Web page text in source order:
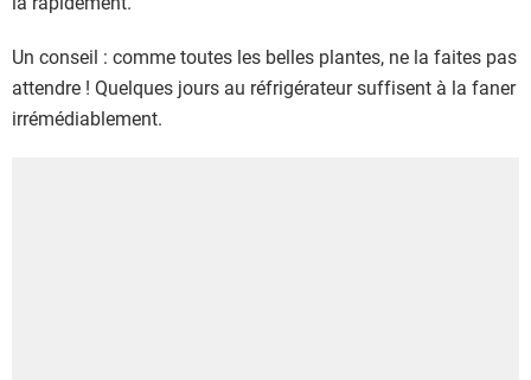
Un conseil : comme toutes les belles plantes, ne la faites pas
attendre ! Quelques jours au réfrigérateur suffisent à la faner
irrémédiablement.